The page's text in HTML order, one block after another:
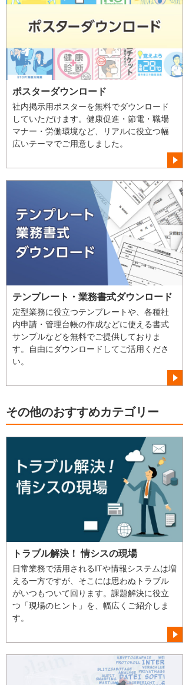
ポスターダウンロード
社内掲示用ポスターを無料でダウンロード
していただけます。健康促進・節電・職場
マナー・労働環境など、リアルに役立つ幅
広いテーマでご用意しました。
テンプレート・業務書式ダウンロード
定型業務に役立つテンプレートや、各種社
内申請・管理台帳の作成などに使える書式
サンプルなどを無料でご提供しておりま
す。自由にダウンロードしてご活用くださ
い。
その他のおすすめカテゴリー
トラブル解決！ 情シスの現場
日常業務で活用されるITや情報システムは増
える一方ですが、そこには思わぬトラブル
がいつもついて回ります。課題解決に役立
つ「現場のヒント」を、幅広くご紹介しま
す。